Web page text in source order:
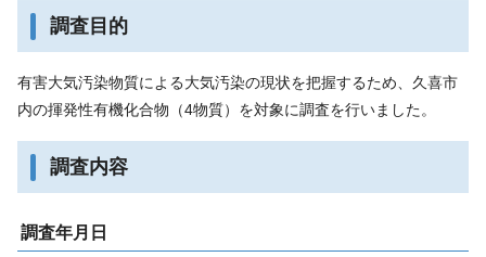
調査目的
有害大気汚染物質による大気汚染の現状を把握するため、久喜市
内の揮発性有機化合物（4物質）を対象に調査を行いました。
調査内容
調査年月日